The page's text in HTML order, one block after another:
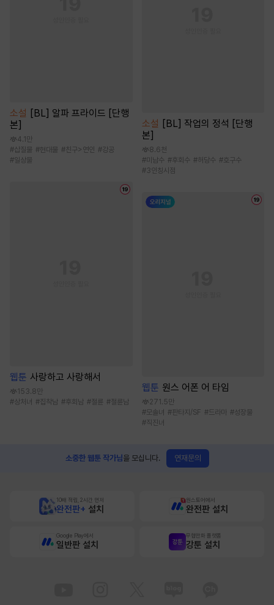
소설 [BL] 알파 프라이드 [단행
본]
4.1만
#삽질물 #현대물 #친구>연인 #강공
#일상물
웹툰 사랑하고 사랑해서
153.8만
#상처녀 #집착남 #후회남 #절륜 #절륜남
소설
[BL] 작업의 정석 [단행
본]
8.6천
#미남수 #후회수 #허당수 #호구수
#3인칭시점
웹툰 원스 어폰 어 타임
271.5만
#모솔녀 #판타지/SF #드라마 #성장물
#직진녀
소중한 웹툰 작가님을 모십니다. 연재문의
10배 적립, 2시간 먼저
완전판+ 설치
원스토어에서
완전판 설치
Google Play에서
일반판 설치
무협만화 플랫폼
강툰 설치